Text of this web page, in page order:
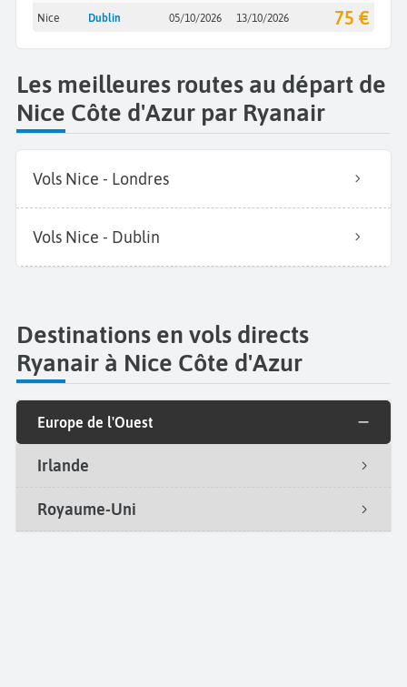
Nice Dublin 05/10/2026 13/10/2026 75 €
Les meilleures routes au départ de
Nice Côte d'Azur par Ryanair
Vols Nice - Londres
Vols Nice - Dublin
Destinations en vols directs
Ryanair à Nice Côte d'Azur
Europe de l'Ouest
Irlande
Royaume-Uni